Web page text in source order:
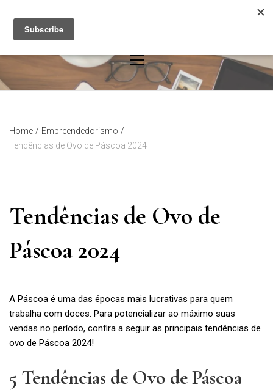
content
Home / Empreendedorismo /
Tendências de Ovo de Páscoa 2024
Tendências de Ovo de
Páscoa 2024
A Páscoa é uma das épocas mais lucrativas para quem
trabalha com doces. Para potencializar ao máximo suas
vendas no período, confira a seguir as principais tendências de
ovo de Páscoa 2024!
5 Tendências de Ovo de Páscoa